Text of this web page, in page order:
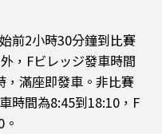
前2小時30分鐘到比賽
，Fビレッジ發車時間
，滿座即發車。非比賽
時間為8:45到18:10，F